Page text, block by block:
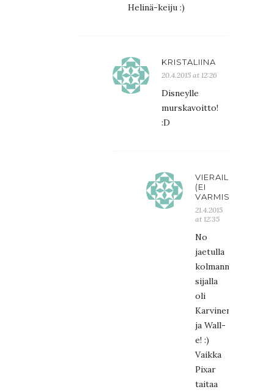
Helinä-keiju :)
KRISTALIINA
20.4.2015 at 12:26
Disneylle
murskavoitto!
:D
VIERAILIJA
(EI
VARMISTETTU)
21.4.2015
at 12:35
No
jaetulla
kolmannella
sijalla
oli
Karvinen
ja Wall-
e! :)
Vaikka
Pixar
taitaa